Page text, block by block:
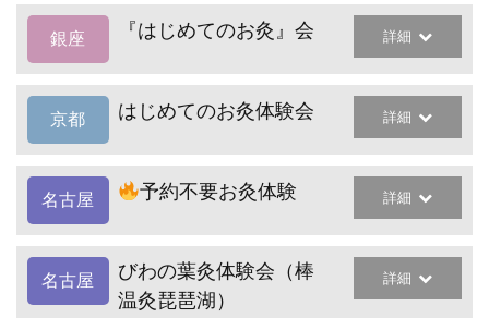
銀座 『はじめてのお灸』会 詳細
京都 はじめてのお灸体験会 詳細
名古屋 予約不要お灸体験 詳細
名古屋
びわの葉灸体験会（棒
温灸琵琶湖）
詳細